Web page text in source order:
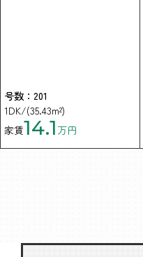
号数：201
1DK/(35.43m²)
家賃14.1 万円